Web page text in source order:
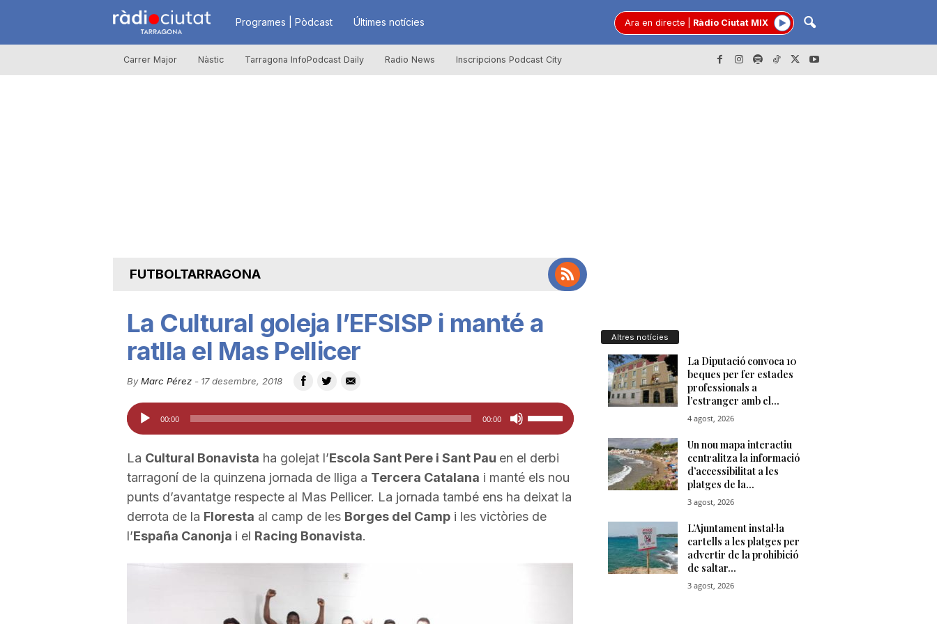
R
à
u
t
a
d
Programes | Pòdcast Últimes notícies Ara en directe Ràdio Ciutat MIX
Carrer Major Nàstic Tarragona InfoPodcast Daily Radio News Inscripcions Podcast City
FUTBOLTARRAGONA
La Cultural goleja l’EFSISP i manté a
ratlla el Mas Pellicer
By Marc Pérez- 17 desembre, 2018
Reproductor
d'àudio
00:00 00:00
Feu
servir
les
tecles
de
fletxa
La Cultural Bonavista ha golejat l’Escola Sant Pere i Sant Pau en el derbi
tarragoní de la quinzena jornada de lliga a Tercera Catalana i manté els nou
punts d’avantatge respecte al Mas Pellicer. La jornada també ens ha deixat la
derrota de la Floresta al camp de les Borges del Campi les victòries de
l’España Canonja i el Racing Bonavista.
Altres notícies